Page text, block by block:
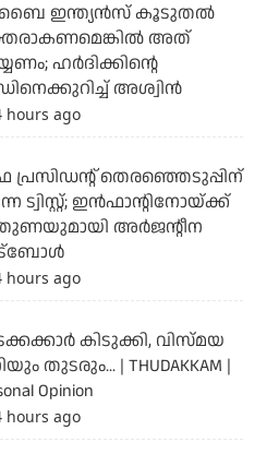
ഇന്ത്യന്‍സ് കൂടുതല്‍
അത്
ഹര്‍ദിക്കിന്റെ
അശ്വിന്‍
hours ago
പ്രസിഡന്റ് തെരഞ്ഞെടുപ്പിന്
ട്വിസ്റ്റ്; ഇന്‍ഫാന്റിനോയ്ക്ക്
അര്‍ജന്റീന
hours ago
കിടുക്കി, വിസ്മയ
തുടരും... | THUDAKKAM |
Opinion
hours ago